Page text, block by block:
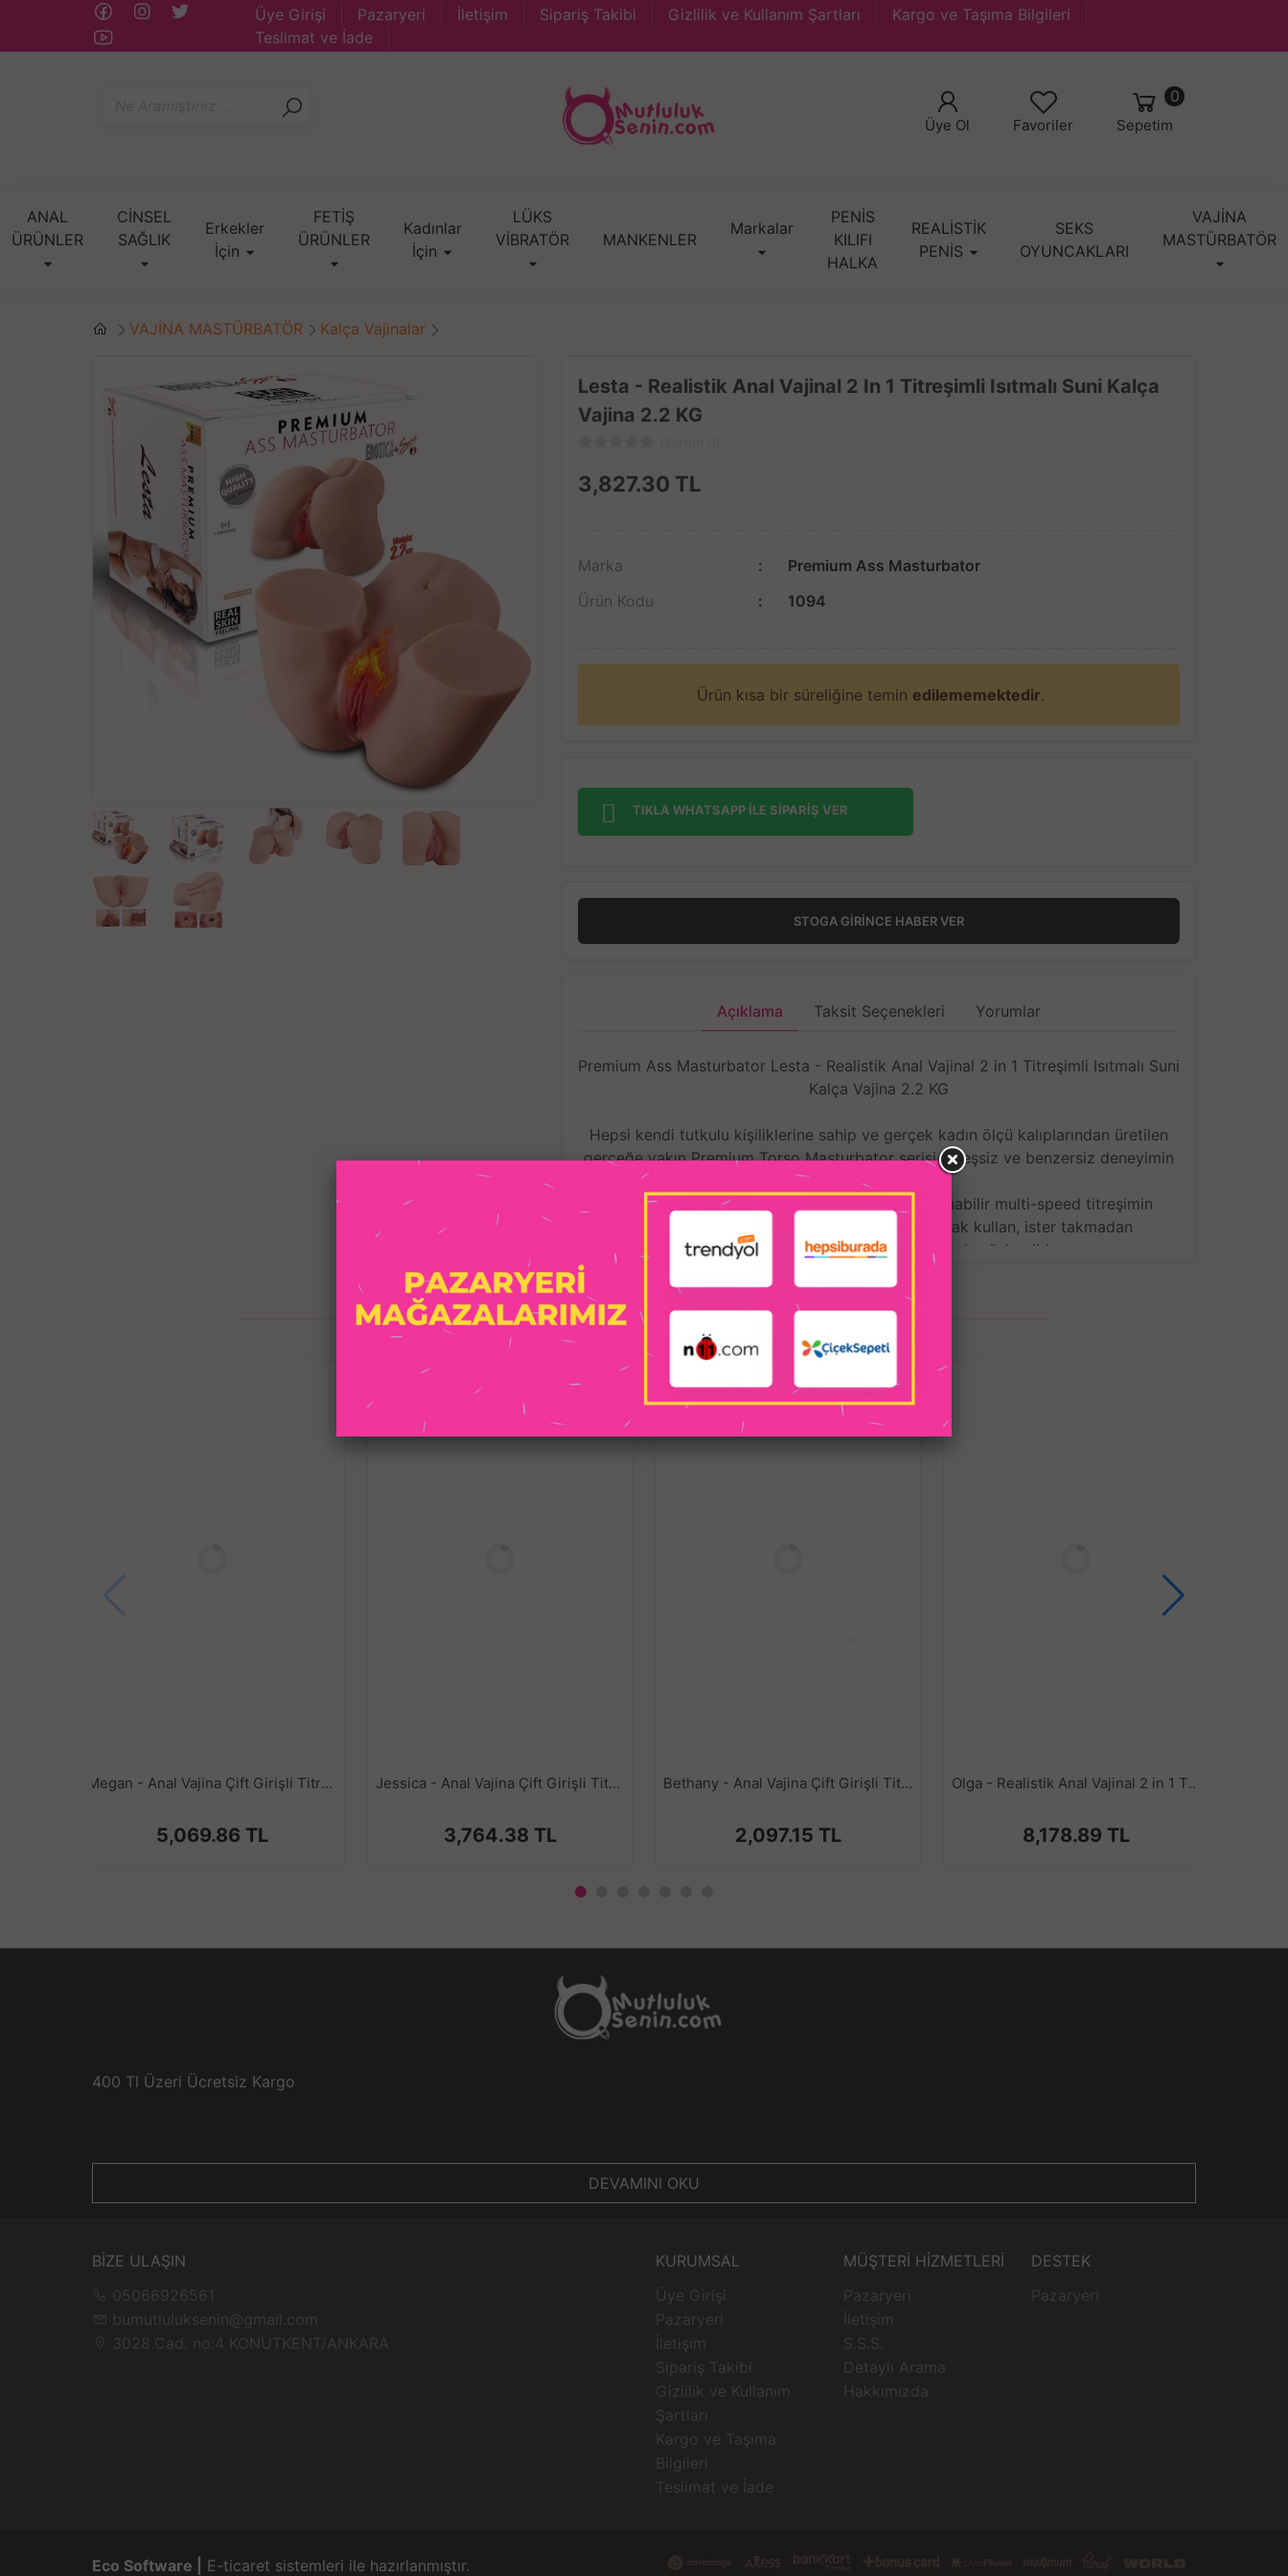
Üye Girişi Pazaryeri İletişim Sipariş Takibi Gizlilik ve Kullanım Şartları
Kargo ve Taşıma Bilgileri
Teslimat ve İade
Sepetim
0
Favoriler
Üye Ol
ANAL
ÜRÜNLER
CİNSEL
SAĞLIK
Erkekler
İçin
FETİŞ
ÜRÜNLER
Kadınlar
İçin
LÜKS
VİBRATÖR
MANKENLER
Markalar
PENİS
KILIFI
HALKA
REALİSTİK
PENİS
SEKS
OYUNCAKLARI
VAJİNA
MASTÜRBATÖR
VAJİNA MASTÜRBATÖR Kalça Vajinalar
Lesta - Realistik Anal Vajinal 2 In 1 Titreşimli Isıtmalı Suni Kalça
Vajina 2.2 KG
3,827.30 TL
Marka
Premium Ass Masturbator
Ürün Kodu
1094
Ürün kısa bir süreliğine temin edilememektedir.
TIKLA WHATSAPP İLE SİPARİŞ VER
STOGA GIRINCE HABER VER
Açıklama Taksit Seçenekleri Yorumlar
Premium Ass Masturbator Lesta - Realistik Anal Vajinal 2 in 1 Titreşimli Isıtmalı Suni
Kalça Vajina 2.2 KG
Hepsi kendi tutkulu kişiliklerine sahip ve gerçek kadın ölçü kalıplarından üretilen
gerçeğe yakın Premium Torso Masturbator serisi ile eşsiz ve benzersiz deneyimin
tadını çıkar!
Bu mükemmel gerçekçi seriye bir de hızı ayarlanabilir multi-speed titreşimin
eklendi! İster takarak kullan, ister takmadan
kullan. Hayallerindeki hazzı titreşimle süslendir!
Bu ürünler Erotica markası ile Sens Tarafından, ultra yumuşak TPE malzemeden
yapılmıştır ve hepsi, sonsuz okşama için gerçekçi açıklıklarla donatılmıştır.
Temizlemesi kolay, mükemmel boyutta ve gerçeğinden daha iyi olan Lesta'ya aşık
Vücut için %100 güvenli olan ve en gerçekçi deneyimi sağlayan yumuşak ve esnek
TPE malzemeden yapılmıştır.
Tamamen su geçirmez yapıda olan Premium Torso Masturbator seri ürünleri
Sıkı ve dar et dokusu, giriş sırasında iç kanallarda hava basıncını iterek sürtünmeyi
temizlenmesi tavsiye edilir.
İLGILI ÜRÜNLER
Megan - Anal Vajina Çift Girişli Titreşimli Isıtmalı Realistik Kalça Göğüs Mastürbatör 3 KG
5,069.86 TL
Jessica - Anal Vajina Çift Girişli Titreşimli Isıtmalı Realistik Kalça Göğüs Mastürbatör 2.3 KG
3,764.38 TL
Bethany - Anal Vajina Çift Girişli Titreşimli Isıtmalı Realistik Kalça Suni Vajina Mastürbatör 1.1KG
2,097.15 TL
Olga - Realistik Anal Vajinal 2 in 1 Titreşimli Suni Kalça Vajina
8,178.89 TL
400 Tl Üzeri Ücretsiz Kargo
DEVAMINI OKU
BİZE ULAŞIN
05066926561
bumutluluksenin@gmail.com
3028.Cad. no:4 KONUTKENT/ANKARA
KURUMSAL
Üye Girişi
Pazaryeri
İletişim
Sipariş Takibi
Gizlilik ve Kullanım
Şartları
Kargo ve Taşıma
Bilgileri
Teslimat ve İade
MÜŞTERİ HİZMETLERİ
Pazaryeri
İletişim
S.S.S.
Detaylı Arama
Hakkımızda
DESTEK
Pazaryeri
Eco Software | E-ticaret sistemleri ile hazırlanmıştır.